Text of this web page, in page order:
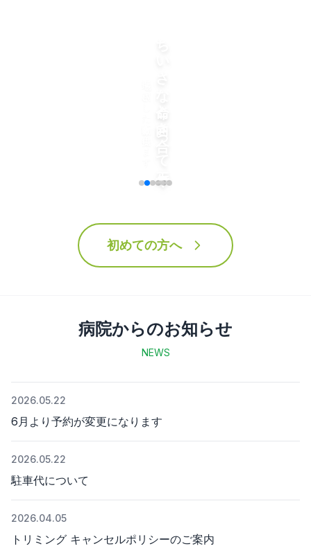
ちいさな命と向き合って三十年
初めての方へ
病院からのお知らせ
NEWS
2026.05.22
6月より予約が変更になります
2026.05.22
駐車代について
2026.04.05
トリミング キャンセルポリシーのご案内